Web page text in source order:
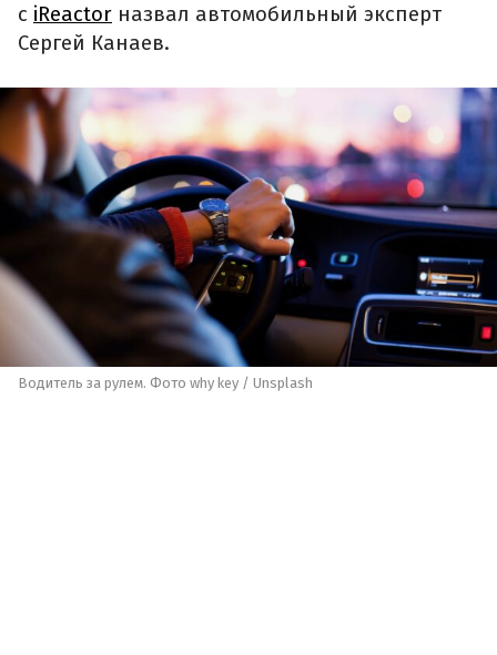
с iReactor назвал автомобильный эксперт
Сергей Канаев.
Водитель за рулем. Фото why key / Unsplash